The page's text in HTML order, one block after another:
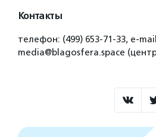
Контакты
телефон: (499) 653-71-33, e-
media@blagosfera.space